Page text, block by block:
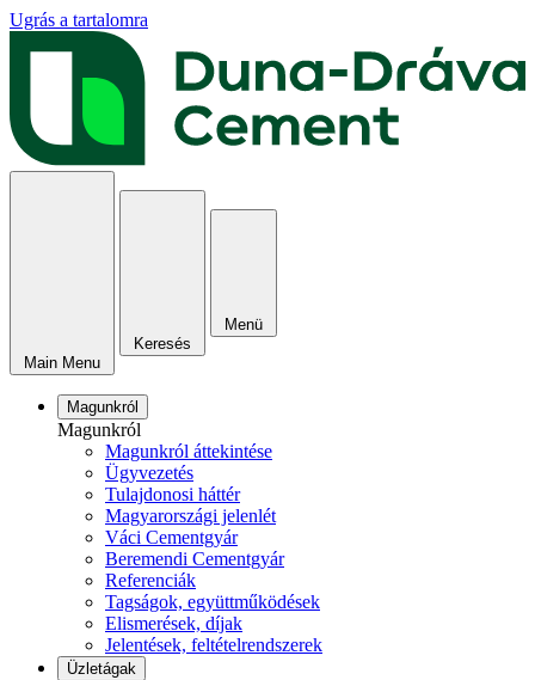
Ugrás a tartalomra
Main Menu
Keresés
Menü
Magunkról
Magunkról
Magunkról áttekintése
Ügyvezetés
Tulajdonosi háttér
Magyarországi jelenlét
Váci Cementgyár
Beremendi Cementgyár
Referenciák
Tagságok, együttműködések
Elismerések, díjak
Jelentések, feltételrendszerek
Üzletágak